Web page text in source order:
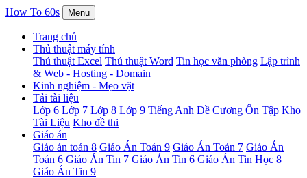
How To 60s Menu
Trang chủ
Thủ thuật máy tính
Thủ thuật Excel Thủ thuật Word Tin học văn phòng Lập trình
& Web - Hosting - Domain
Kinh nghiệm - Mẹo vặt
Tải tài liệu
Lớp 6 Lớp 7 Lớp 8 Lớp 9 Tiếng Anh Đề Cương Ôn Tập Kho
Tài Liệu Kho đề thi
Giáo án
Giáo án toán 8 Giáo Án Toán 9 Giáo Án Toán 7 Giáo Án
Toán 6 Giáo Án Tin 7 Giáo Án Tin 6 Giáo Án Tin Học 8
Giáo Án Tin 9